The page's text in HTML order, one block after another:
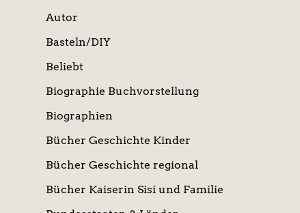
Autor
Basteln/DIY
Beliebt
Biographie Buchvorstellung
Biographien
Bücher Geschichte Kinder
Bücher Geschichte regional
Bücher Kaiserin Sisi und Familie